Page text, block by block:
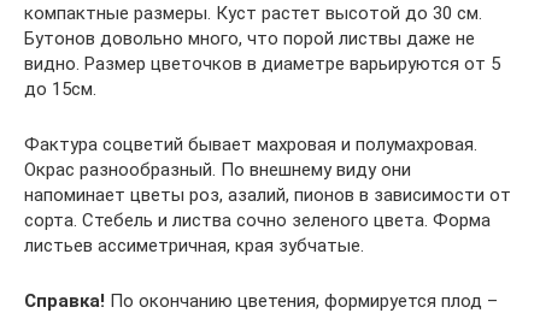
компактные размеры. Куст растет высотой до 30 см.
Бутонов довольно много, что порой листвы даже не
видно. Размер цветочков в диаметре варьируются от 5
до 15см.
Фактура соцветий бывает махровая и полумахровая.
Окрас разнообразный. По внешнему виду они
напоминает цветы роз, азалий, пионов в зависимости от
сорта. Стебель и листва сочно зеленого цвета. Форма
листьев ассиметричная, края зубчатые.
Справка! По окончанию цветения, формируется плод –